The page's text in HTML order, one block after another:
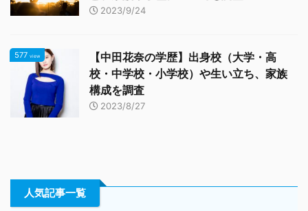
2023/9/24
577 view
【中田花奈の学歴】出身校（大学・高
校・中学校・小学校）や生い立ち、家族
構成を調査
2023/8/27
人気記事一覧